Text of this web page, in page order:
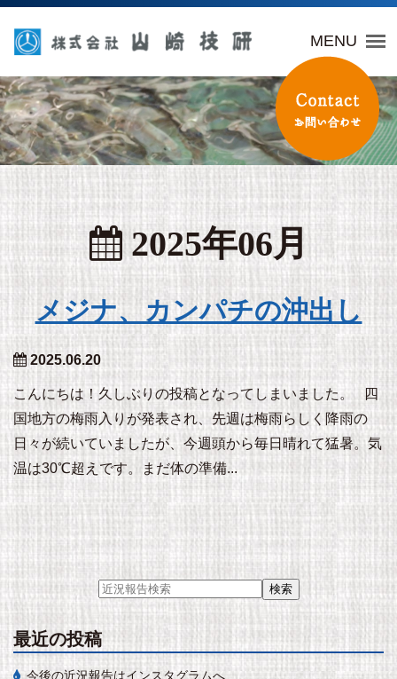
MENU
2025年06月
メジナ、カンパチの沖出し
2025.06.20
こんにちは！久しぶりの投稿となってしまいました。 四
国地方の梅雨入りが発表され、先週は梅雨らしく降雨の
日々が続いていましたが、今週頭から毎日晴れて猛暑。気
温は30℃超えです。まだ体の準備...
最近の投稿
今後の近況報告はインスタグラムへ